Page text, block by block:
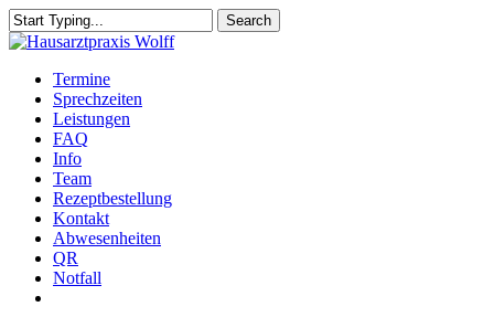
Skip
to
content
Search
Close
Menu
Termine
Sprechzeiten
Leistungen
FAQ
Info
Team
Rezeptbestellung
Kontakt
Abwesenheiten
QR
Notfall